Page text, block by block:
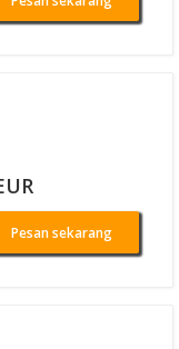
Pesan sekarang